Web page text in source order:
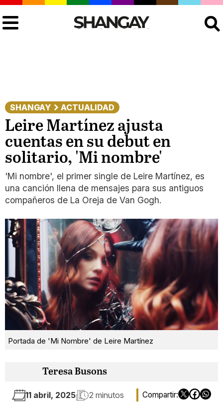
SHANGAY ACTUALIDAD
Leire Martínez ajusta
cuentas en su debut en
solitario, 'Mi nombre'
'Mi nombre', el primer single de Leire Martínez, es
una canción llena de mensajes para sus antiguos
compañeros de La Oreja de Van Gogh.
Portada de 'Mi Nombre' de Leire Martínez
Teresa Busons
11 abril, 2025 2 minutos